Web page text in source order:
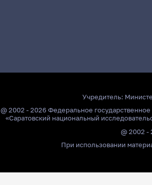
Учредитель:
@ 2002 - 2026 Федеральное
«Саратовский национальный
@ 2002 -
При использовании